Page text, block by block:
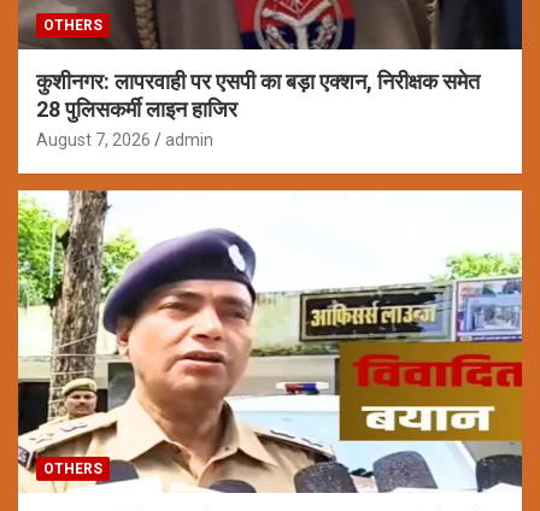
OTHERS
कुशीनगर: लापरवाही पर एसपी का बड़ा एक्शन, निरीक्षक समेत
28 पुलिसकर्मी लाइन हाजिर
August 7, 2026 admin
OTHERS